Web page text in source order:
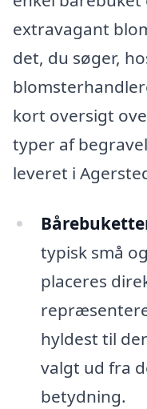
extravagant
det, du søger,
kort oversigt
typer af
leveret i
typisk små
placeres
hyldest til
valgt ud fra
betydning.